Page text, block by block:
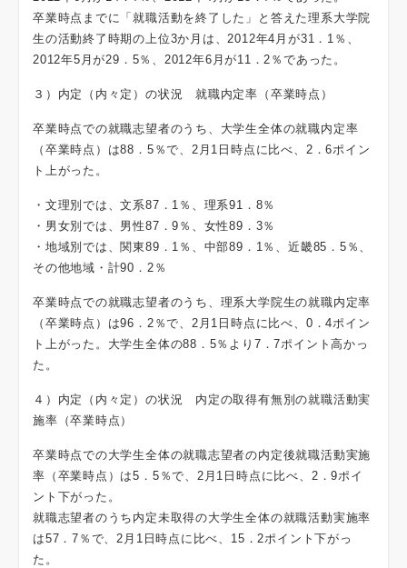
卒業時点までに「就職活動を終了した」と答えた理系大学院
生の活動終了時期の上位3か月は、2012年4月が31．1％、
2012年5月が29．5％、2012年6月が11．2％であった。
３）内定（内々定）の状況 就職内定率（卒業時点）
卒業時点での就職志望者のうち、大学生全体の就職内定率
（卒業時点）は88．5％で、2月1日時点に比べ、2．6ポイン
ト上がった。
・文理別では、文系87．1％、理系91．8％
・男女別では、男性87．9％、女性89．3％
・地域別では、関東89．1％、中部89．1％、近畿85．5％、
その他地域・計90．2％
卒業時点での就職志望者のうち、理系大学院生の就職内定率
（卒業時点）は96．2％で、2月1日時点に比べ、0．4ポイン
ト上がった。大学生全体の88．5％より7．7ポイント高かっ
た。
４）内定（内々定）の状況 内定の取得有無別の就職活動実
施率（卒業時点）
卒業時点での大学生全体の就職志望者の内定後就職活動実施
率（卒業時点）は5．5％で、2月1日時点に比べ、2．9ポイ
ント下がった。
就職志望者のうち内定未取得の大学生全体の就職活動実施率
は57．7％で、2月1日時点に比べ、15．2ポイント下がっ
た。